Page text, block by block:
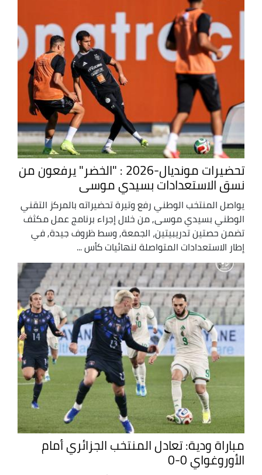
تحضيرات مونديال-2026 : "الخضر" يرفعون من
نسق الاستعدادات بسيدي موسى
يواصل المنتخب الوطني رفع وتيرة تحضيراته بالمركز التقني
الوطني بسيدي موسى, من خلال إجراء برنامج عمل مكثف
تضمن حصتين تدريبيتين، الجمعة, وسط ظروف جيدة, في
إطار الاستعدادات المتواصلة لنهائيات كأس ...
مباراة ودية: تعادل المنتخب الجزائري أمام
الأوروغواي 0-0